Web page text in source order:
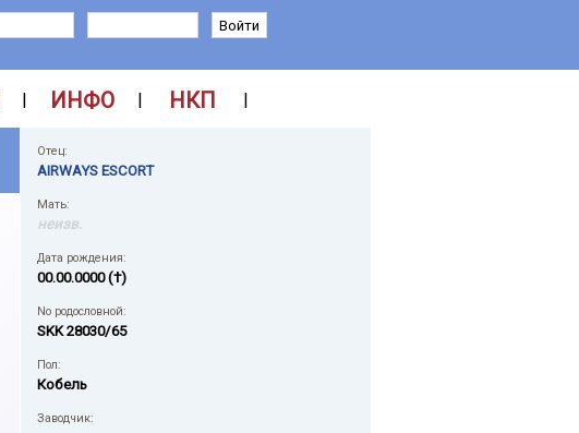
| ИНФО | НКП |
Отец:
AIRWAYS ESCORT
Мать:
неизв.
Дата рождения:
00.00.0000 (†)
No родословной:
SKK 28030/65
Пол:
Кобель
Заводчик: